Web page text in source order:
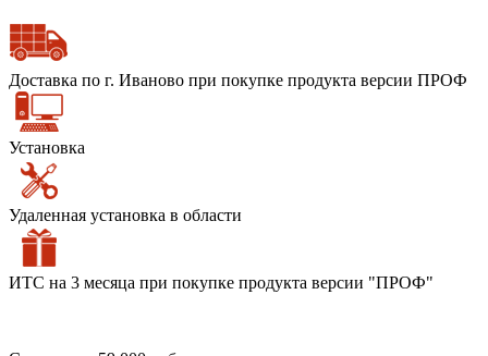
Доставка по г. Иваново при покупке продукта версии ПРОФ
Установка
Удаленная установка в области
ИТС на 3 месяца при покупке продукта версии "ПРОФ"